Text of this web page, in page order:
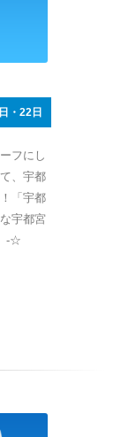
・22日
フにし
、宇都
「宇都
宇都宮
-☆